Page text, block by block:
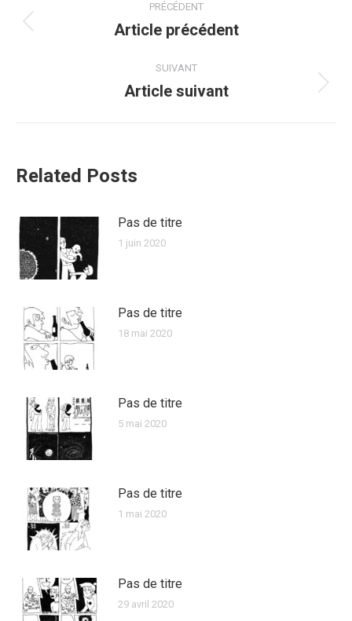
PRÉCÉDENT
Article précédent
SUIVANT
Article suivant
Related Posts
Pas de titre
1 juin 2020
Pas de titre
18 mai 2020
Pas de titre
5 mai 2020
Pas de titre
1 mai 2020
Pas de titre
29 avril 2020